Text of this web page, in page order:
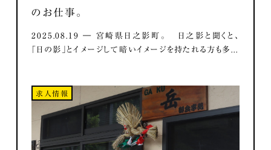
のお仕事。
2025.08.19 ― 宮崎県日之影町。 日之影と聞くと、
「日の影」とイメージして暗いイメージを持たれる方も多...
求人情報